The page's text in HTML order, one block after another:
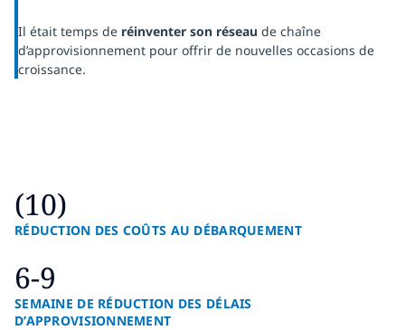
Il était temps de réinventer son réseau de chaîne
d’approvisionnement pour offrir de nouvelles occasions de
croissance.
(10)
RÉDUCTION DES COÛTS AU DÉBARQUEMENT
6-9
SEMAINE DE RÉDUCTION DES DÉLAIS
D’APPROVISIONNEMENT